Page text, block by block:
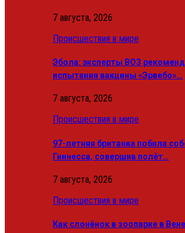
7 августа, 2026
Происшествия в мире
Эбола: эксперты ВОЗ
испытания вакцины «Эрвебо»…
7 августа, 2026
Происшествия в мире
97-летняя британка побила
Гиннесса, совершив полёт…
7 августа, 2026
Происшествия в мире
Как слонёнок в зоопарке в